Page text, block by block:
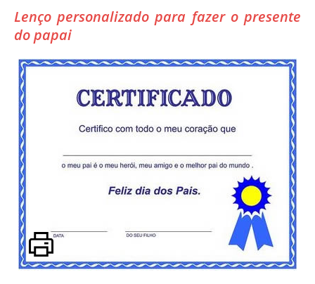
Lenço personalizado para fazer o presente
do papai